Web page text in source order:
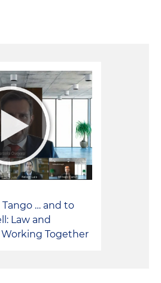
Tango … and to
Law and
Working Together